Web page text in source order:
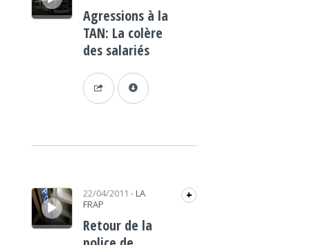
Agressions à la
TAN: La colère
des salariés
Lecteur audio 22/04/2011 - LA
FRAP
+
Retour de la